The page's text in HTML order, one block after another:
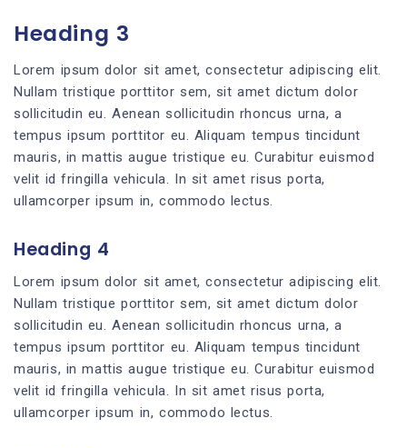
Heading 3
Lorem ipsum dolor sit amet, consectetur adipiscing elit.
Nullam tristique porttitor sem, sit amet dictum dolor
sollicitudin eu. Aenean sollicitudin rhoncus urna, a
tempus ipsum porttitor eu. Aliquam tempus tincidunt
mauris, in mattis augue tristique eu. Curabitur euismod
velit id fringilla vehicula. In sit amet risus porta,
ullamcorper ipsum in, commodo lectus.
Heading 4
Lorem ipsum dolor sit amet, consectetur adipiscing elit.
Nullam tristique porttitor sem, sit amet dictum dolor
sollicitudin eu. Aenean sollicitudin rhoncus urna, a
tempus ipsum porttitor eu. Aliquam tempus tincidunt
mauris, in mattis augue tristique eu. Curabitur euismod
velit id fringilla vehicula. In sit amet risus porta,
ullamcorper ipsum in, commodo lectus.